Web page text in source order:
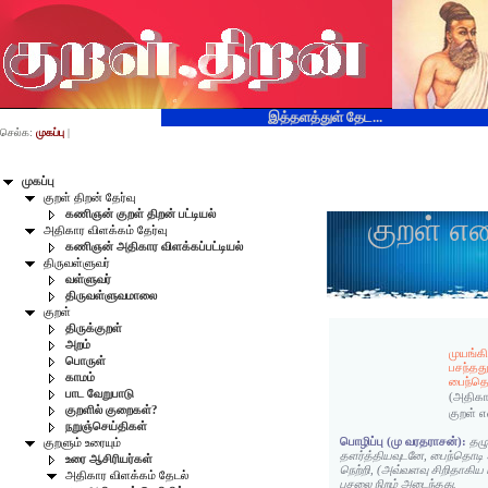
இத்தளத்துள் தேட...
முகப்பு
குறள் திறன் தேர்வு
கணிஞன் குறள் திறன் பட்டியல்
அதிகார விளக்கம் தேர்வு
கணிஞன் அதிகார விளக்கப்பட்டியல்
திருவள்ளுவர்
வள்ளுவர்
திருவள்ளுவமாலை
குறள்
திருக்குறள்
அறம்
பொருள்
காமம்
பாட வேறுபாடு
குறளில் குறைகள்?
நறுஞ்செய்திகள்
குறளும் உரையும்
உரை ஆசிரியர்கள்
அதிகார விளக்கம் தேடல்
செல்க: முகப்பு |
குறள்
பசந்தது
குறள்
பொழிப்பு (மு வரதராசன்):
தளர்த்தியவுடனே,
நெற்றி, (அவ்வளவு
பசலை நிறம் அடைந்தது.